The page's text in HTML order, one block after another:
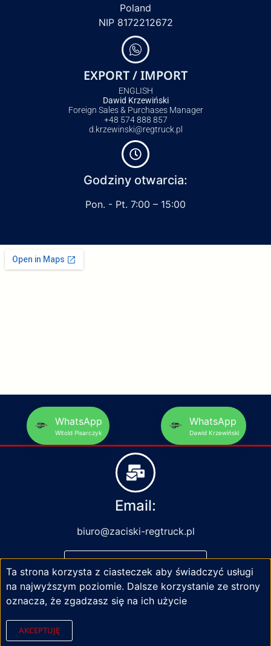
Poland
NIP 8172212672
EXPORT / IMPORT
ENGLISH
Dawid Krzewiński
Foreign Sales & Purchases Manager
+48 574 888 857
d.krzewinski@regtruck.pl
Godziny otwarcia:
Pon. - Pt. 7:00 – 15:00
WhatsApp
Witold Pisarczyk
WhatsApp
Dawid Krzewiński
Email:
biuro@zaciski-regtruck.pl
NAPISZ DO NAS
Ta strona korzysta z ciasteczek aby świadczyć usługi
na najwyższym poziomie. Dalsze korzystanie ze strony
oznacza, że zgadzasz się na ich użycie
AKCEPTUJĘ